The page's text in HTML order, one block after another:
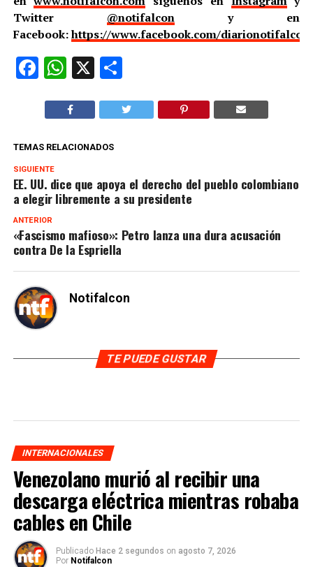
Twitter @notifalcony en
Facebook:https://www.facebook.com/
Facebook
WhatsApp
X
TEMAS RELACIONADOS
SIGUIENTE
EE. UU. dice que apoya el derecho del pueblo colombiano
a elegir libremente a su presidente
ANTERIOR
«Fascismo mafioso»: Petro lanza una dura acusación
contra De la Espriella
Notifalcon
TE PUEDE GUSTAR
INTERNACIONALES
Venezolano murió al recibir una
descarga eléctrica mientras robaba
cables en Chile
Publicado Hace 2 segundos on agosto 7, 2026
Por Notifalcon